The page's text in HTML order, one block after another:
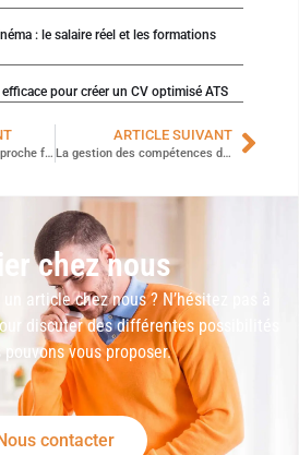
: le salaire réel et les formations
pour créer un CV optimisé ATS
Révolutionnez votre approche formation avec ces stratégies de communication secrètes
ARTICLE SUIVANT
La gestion des compétences dans un environnement en constante évolution
chez nous
article chez nous ? N’hésitez pas à
discuter des différentes possibilités
pouvons vous proposer.
Nous contacter